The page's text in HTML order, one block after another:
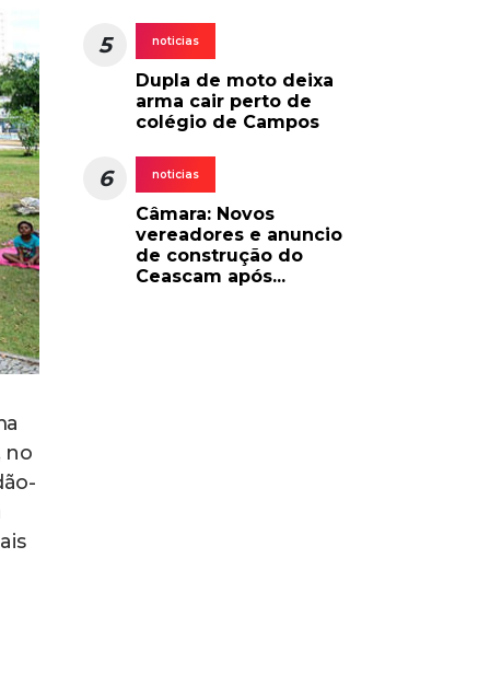
no
5 noticias
Dupla de moto deixa
arma cair perto de
colégio de Campos
6 noticias
Câmara: Novos
vereadores e anuncio
de construção do
Ceascam após...